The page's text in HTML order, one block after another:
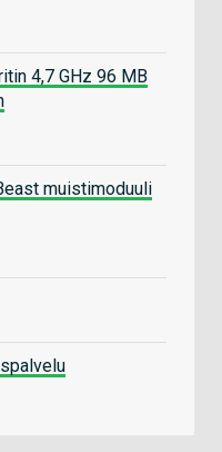
4,7 GHz 96 MB
muistimoduuli